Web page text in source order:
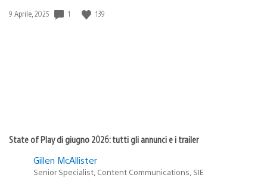
Data
9 Aprile, 2025 1 139
State of Play di giugno 2026: tutti gli annunci e i trailer
Gillen McAllister
Senior Specialist, Content Communications, SIE